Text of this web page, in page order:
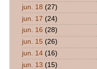
jun. 18 (27)
jun. 17 (24)
jun. 16 (28)
jun. 15 (26)
jun. 14 (16)
jun. 13 (15)